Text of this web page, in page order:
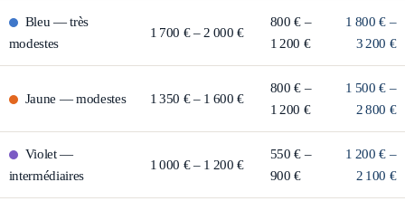
Bleu —très
modestes
1 700 € – 2 000 €
800 € –
1 200 €
1 800 € –
3 200 €
Jaune —modestes 1 350 € – 1 600 €
800 € –
1 200 €
1 500 € –
2 800 €
Violet—
intermédiaires
1 000 € – 1 200 €
550 € –
900 €
1 200 € –
2 100 €